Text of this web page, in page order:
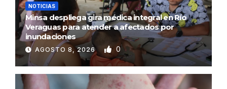
NOTICIAS
Minsa despliega gira médica integral en Río
Veraguas para atender a afectados por
inundaciones
AGOSTO 8, 2026 0